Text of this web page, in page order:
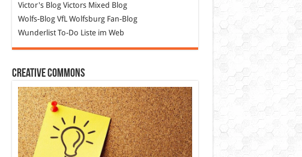
Victor's BlogVictors Mixed Blog
Wolfs-BlogVfL Wolfsburg Fan-Blog
WunderlistTo-Do Liste im Web
Creative Commons